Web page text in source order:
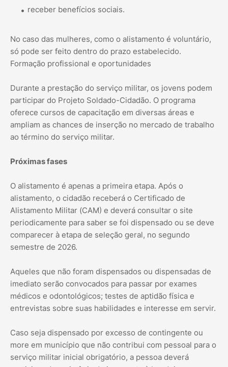
receber benefícios sociais.
No caso das mulheres, como o alistamento é voluntário,
só pode ser feito dentro do prazo estabelecido.
Formação profissional e oportunidades
Durante a prestação do serviço militar, os jovens podem
participar do Projeto Soldado-Cidadão. O programa
oferece cursos de capacitação em diversas áreas e
ampliam as chances de inserção no mercado de trabalho
ao término do serviço militar.
Próximas fases
O alistamento é apenas a primeira etapa. Após o
alistamento, o cidadão receberá o Certificado de
Alistamento Militar (CAM) e deverá consultar o site
periodicamente para saber se foi dispensado ou se deve
comparecer à etapa de seleção geral, no segundo
semestre de 2026.
Aqueles que não foram dispensados ou dispensadas de
imediato serão convocados para passar por exames
médicos e odontológicos; testes de aptidão física e
entrevistas sobre suas habilidades e interesse em servir.
Caso seja dispensado por excesso de contingente ou
more em município que não contribui com pessoal para o
serviço militar inicial obrigatório, a pessoa deverá